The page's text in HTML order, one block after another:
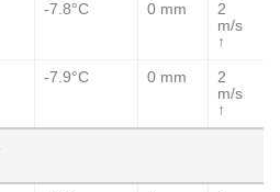
-7.8°C 0 mm
2
m/s
↑
-7.9°C 0 mm
2
m/s
↑